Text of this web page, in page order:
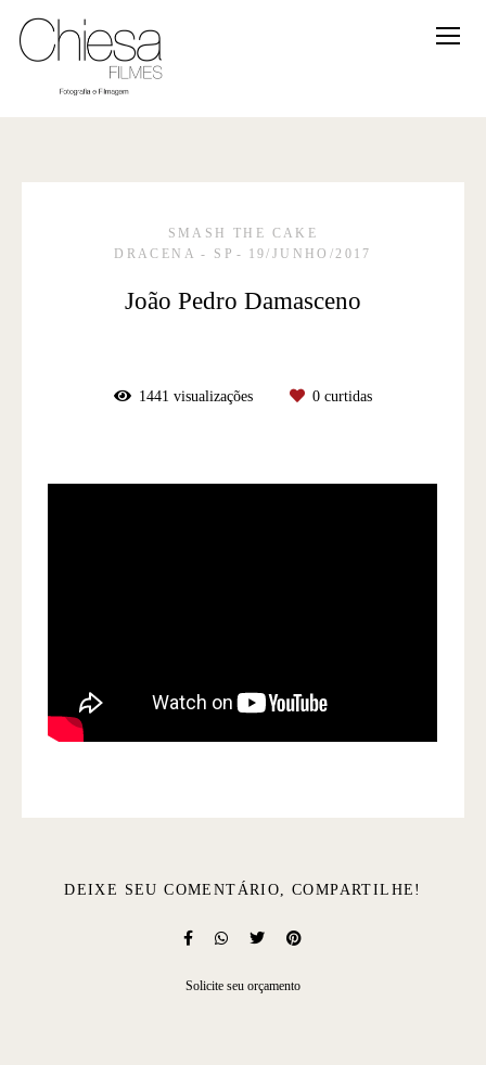
SMASH THE CAKE
DRACENA - SP
19/JUNHO/2017
João Pedro Damasceno
1441 visualizações 0 curtidas
DEIXE SEU COMENTÁRIO, COMPARTILHE!
Solicite seu orçamento